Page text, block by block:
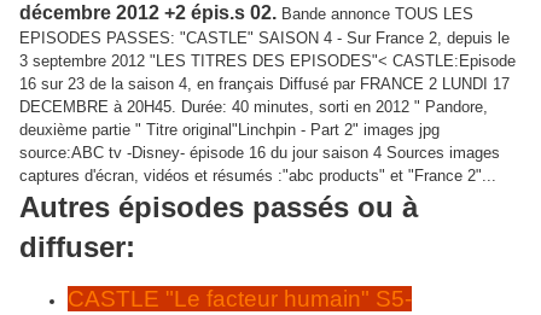
décembre 2012 +2 épis.s 02. Bande annonce TOUS LES
EPISODES PASSES: "CASTLE" SAISON 4 - Sur France 2, depuis le
3 septembre 2012 "LES TITRES DES EPISODES"< CASTLE:Episode
16 sur 23 de la saison 4, en français Diffusé par FRANCE 2 LUNDI 17
DECEMBRE à 20H45. Durée: 40 minutes, sorti en 2012 " Pandore,
deuxième partie " Titre original"Linchpin - Part 2" images jpg
source:ABC tv -Disney- épisode 16 du jour saison 4 Sources images
captures d'écran, vidéos et résumés :"abc products" et "France 2"
Autres épisodes passés ou à
diffuser:
CASTLE "Le facteur humain" S5-